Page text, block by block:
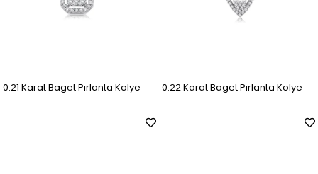
0.21 Karat Baget Pırlanta Kolye 0.22 Karat Baget Pırlanta Kolye